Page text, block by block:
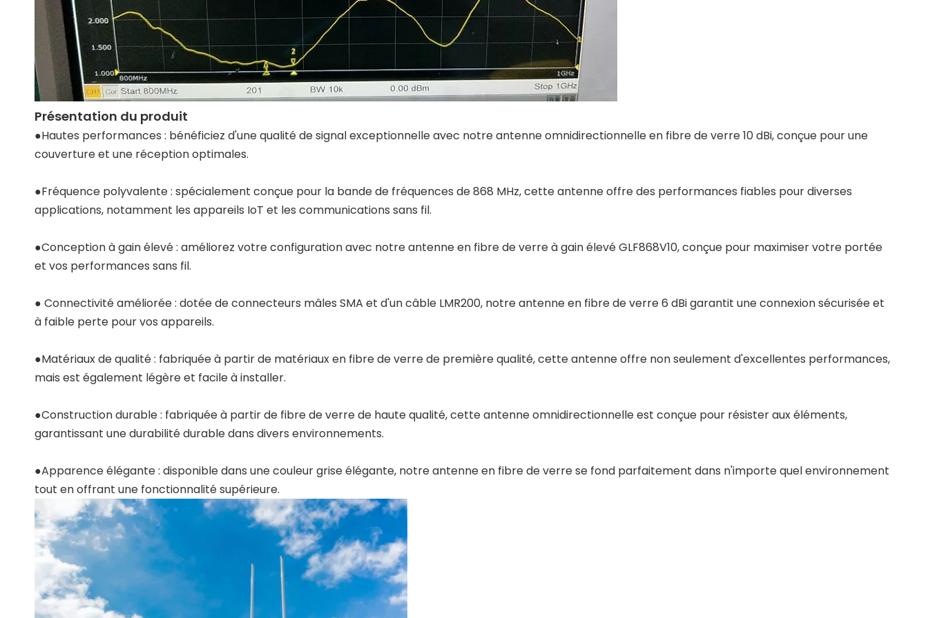
Présentation du produit
●Hautes performances : bénéficiez d'une qualité de signal exceptionnelle avec notre antenne omnidirectionnelle en fibre de verre 10 dBi, conçue pour une
couverture et une réception optimales.
●Fréquence polyvalente : spécialement conçue pour la bande de fréquences de 868 MHz, cette antenne offre des performances fiables pour diverses
applications, notamment les appareils IoT et les communications sans fil.
●Conception à gain élevé : améliorez votre configuration avec notre antenne en fibre de verre à gain élevé GLF868V10, conçue pour maximiser votre portée
et vos performances sans fil.
● Connectivité améliorée : dotée de connecteurs mâles SMA et d'un câble LMR200, notre antenne en fibre de verre 6 dBi garantit une connexion sécurisée et
à faible perte pour vos appareils.
●Matériaux de qualité : fabriquée à partir de matériaux en fibre de verre de première qualité, cette antenne offre non seulement d'excellentes performances,
mais est également légère et facile à installer.
●Construction durable : fabriquée à partir de fibre de verre de haute qualité, cette antenne omnidirectionnelle est conçue pour résister aux éléments,
garantissant une durabilité durable dans divers environnements.
●Apparence élégante : disponible dans une couleur grise élégante, notre antenne en fibre de verre se fond parfaitement dans n'importe quel environnement
tout en offrant une fonctionnalité supérieure.